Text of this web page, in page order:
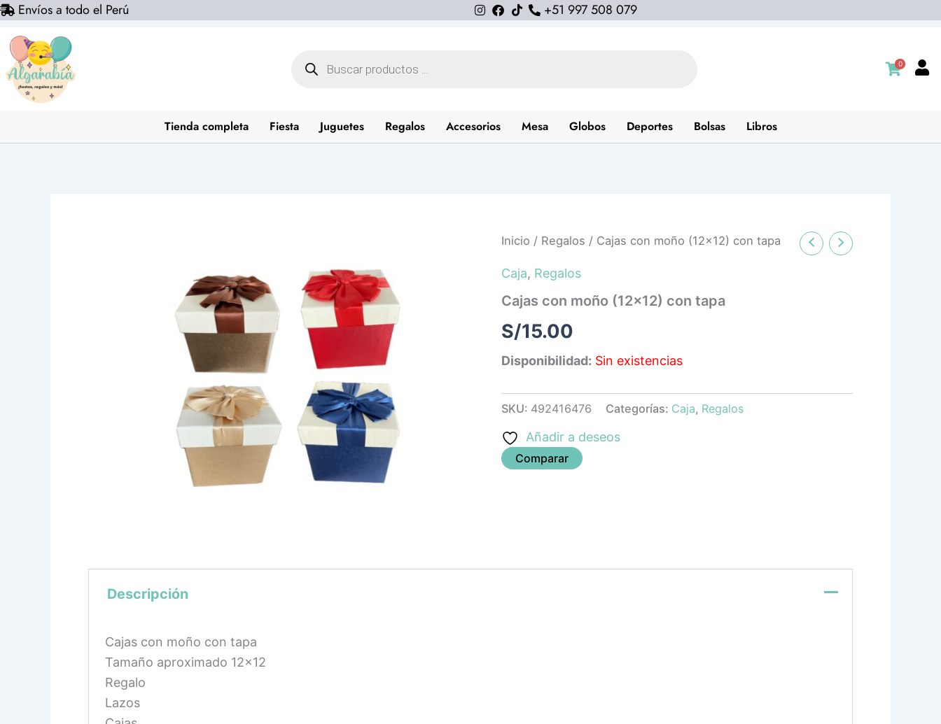
Ir
contenido
Envíos a todo el Perú +51 997 508 079
productos
0
Tienda completa Fiesta Juguetes Regalos Accesorios Mesa Globos Deportes Bolsas Libros
Inicio / Regalos / Cajas con moño (12×12) con tapa
Caja, Regalos
Cajas con moño (12×12) con tapa
S/15.00
Disponibilidad: Sin existencias
SKU: 492416476 Categorías: Caja, Regalos
Añadir a deseos
Comparar
Descripción
Cajas con moño con tapa
Tamaño aproximado 12×12
Regalo
Lazos